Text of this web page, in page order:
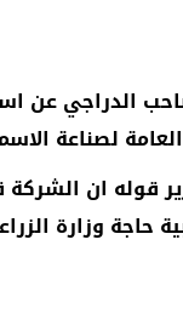
الدراجي عن
لصناعة
قوله ان
حاجة وزارة